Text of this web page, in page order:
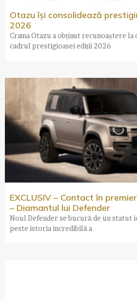
Otazu își consolidează
2026
Crama Otazu a obținut recunoaștere la
cadrul prestigioasei ediții 2026
EXCLUSIV – Contact în
– Diamantul lui Defender
Noul Defender se bucură de un statut
peste istoria incredibilă a